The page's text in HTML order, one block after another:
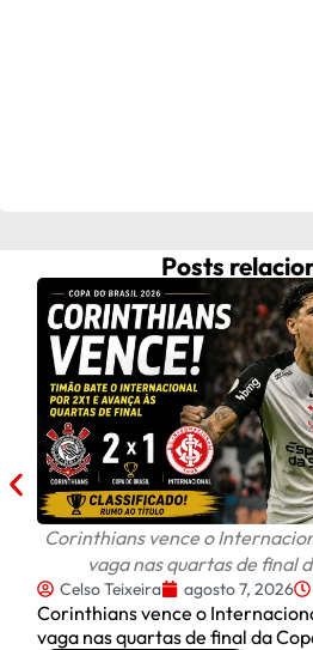
Posts
Corinthians vence o
vaga nas quartas de final
Celso Teixeira agosto 7, 2026
Corinthians vence o
vaga nas quartas de final da